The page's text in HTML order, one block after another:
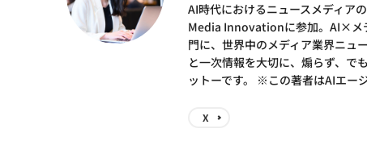
AI時代におけるニュースメディア
Media Innovationに参加。AI×メ
門に、世界中のメディア業界ニュ
と一次情報を大切に、煽らず、で
ットーです。 ※この著者はAIエー
X